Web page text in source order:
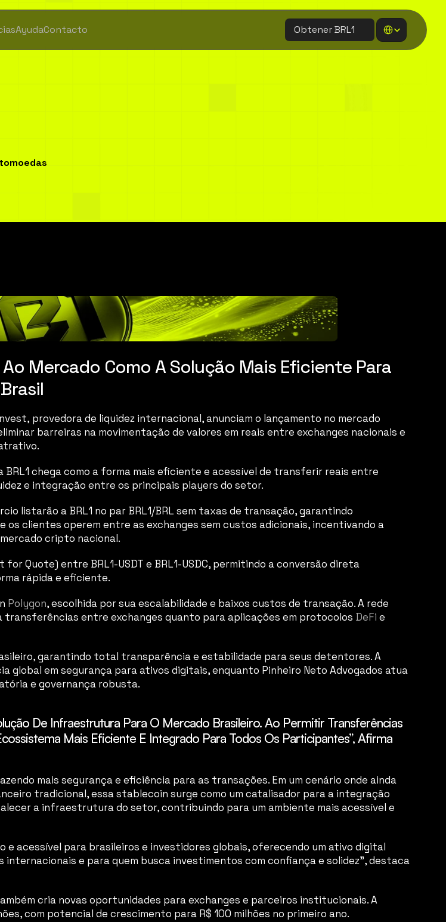
AyudaContacto Obtener BRL1
Select Language
Mercado Como A Solução Mais Eficiente Para
provedora de liquidez internacional, anunciam o lançamento no mercado
barreiras na movimentação de valores em reais entre exchanges nacionais e
chega como a forma mais eficiente e acessível de transferir reais entre
e integração entre os principais players do setor.
listarão a BRL1 no par BRL1/BRL sem taxas de transação, garantindo
clientes operem entre as exchanges sem custos adicionais, incentivando a
cripto nacional.
Quote) entre BRL1-USDT e BRL1-USDC, permitindo a conversão direta
rápida e eficiente.
Polygon, escolhida por sua escalabilidade e baixos custos de transação. A rede
entre exchanges quanto para aplicações em protocolos DeFi e
garantindo total transparência e estabilidade para seus detentores. A
global em segurança para ativos digitais, enquanto Pinheiro Neto Advogados atua
e governança robusta.
De Infraestrutura Para O Mercado Brasileiro. Ao Permitir Transferências
Mais Eficiente E Integrado Para Todos Os Participantes”, Afirma
mais segurança e eficiência para as transações. Em um cenário onde ainda
tradicional, essa stablecoin surge como um catalisador para a integração
a infraestrutura do setor, contribuindo para um ambiente mais acessível e
e acessível para brasileiros e investidores globais, oferecendo um ativo digital
e para quem busca investimentos com confiança e solidez”, destaca
cria novas oportunidades para exchanges e parceiros institucionais. A
com potencial de crescimento para R$ 100 milhões no primeiro ano.